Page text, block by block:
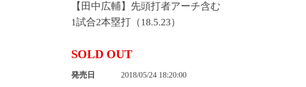
【田中広輔】先頭打者アーチ含む
1試合2本塁打（18.5.23）
SOLD OUT
発売日 2018/05/24 18:20:00